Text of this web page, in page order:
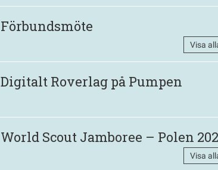
Förbundsmöte
Visa
Digitalt Roverlag på Pumpen
World Scout Jamboree – Polen
Visa